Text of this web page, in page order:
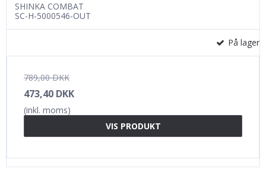
SHINKA COMBAT
SC-H-5000546-OUT
På lager
789,00 DKK
473,40 DKK
(inkl. moms)
VIS PRODUKT